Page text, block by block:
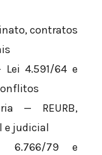
contratos
4.591/64 e
— REURB,
e judicial
6.766/79 e